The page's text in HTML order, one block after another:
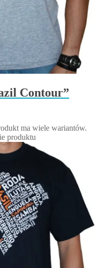
Contour”
ma wiele wariantów.
produktu